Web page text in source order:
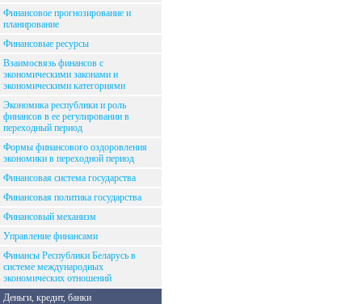
Финансовое прогнозирование и
планирование
Финансовые ресурсы
Взаимосвязь финансов с
экономическими законами и
экономическими категориями
Экономика республики и роль
финансов в ее регулировании в
переходный период
Формы финансового оздоровления
экономики в переходной период
Финансовая система государства
Финансовая политика государства
Финансовый механизм
Управление финансами
Финансы Республики Беларусь в
системе международных
экономических отношений
Деньги, кредит, банки